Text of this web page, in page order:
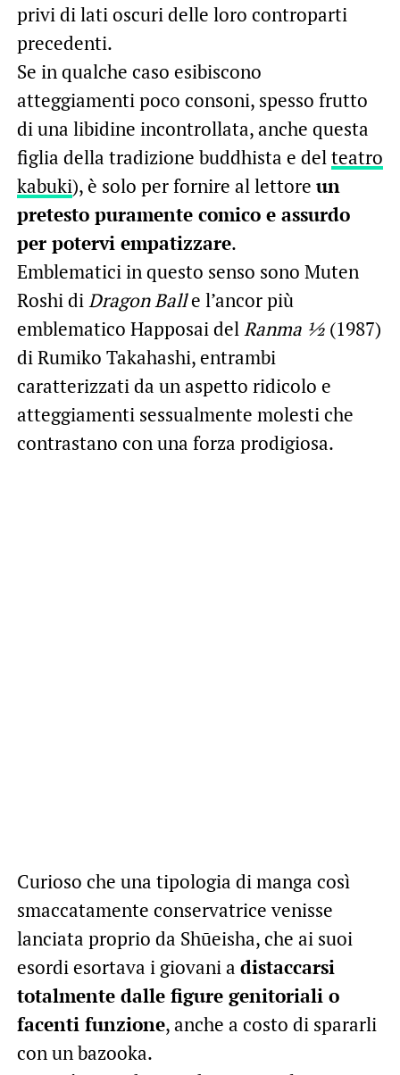
privi di lati oscuri delle loro controparti
precedenti.
Se in qualche caso esibiscono
atteggiamenti poco consoni, spesso frutto
di una libidine incontrollata, anche questa
figlia della tradizione buddhista e delteatro
kabuki), è solo per fornire al lettore un
pretesto puramente comico e assurdo
per potervi empatizzare.
Emblematici in questo senso sono Muten
Roshi diDragon Balle l’ancor più
emblematico Happosai delRanma ½ (1987)
di Rumiko Takahashi, entrambi
caratterizzati da un aspetto ridicolo e
atteggiamenti sessualmente molesti che
contrastano con una forza prodigiosa.
Curioso che una tipologia di manga così
smaccatamente conservatrice venisse
lanciata proprio da Shūeisha, che ai suoi
esordi esortava i giovani a distaccarsi
totalmente dalle figure genitoriali o
facenti funzione, anche a costo di spararli
con un bazooka.